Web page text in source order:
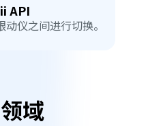
API
仪之间进行切换。
域